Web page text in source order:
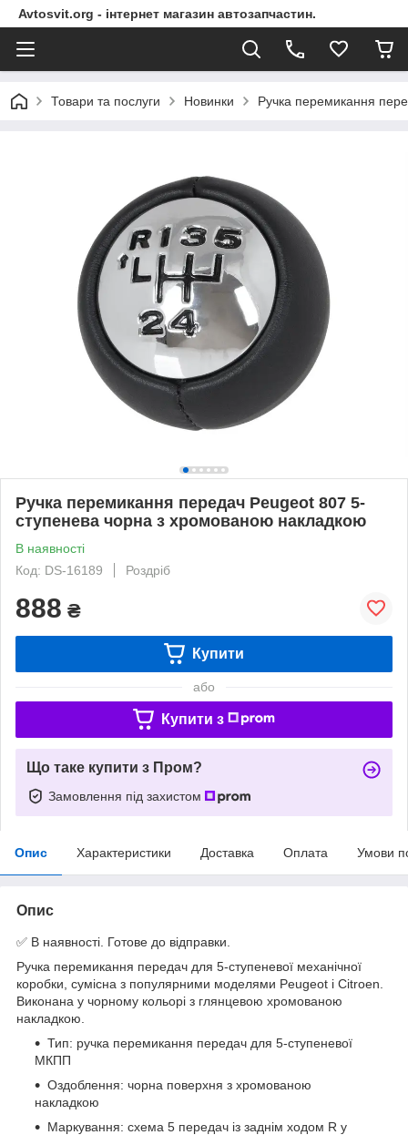
Avtosvit.org - інтернет магазин автозапчастин.
Товари та послуги Новинки Ручка перемикання
Ручка перемикання передач Peugeot 807 5-
ступенева чорна з хромованою накладкою
В наявності
Код: DS-16189
Роздріб
888 ₴
Купити
або
Купити з
Що таке купити з Пром?
Замовлення під захистом
Опис Характеристики Доставка Оплата Умови
Опис
✅ В наявності. Готове до відправки.
Ручка перемикання передач для 5-ступеневої механічної
коробки, сумісна з популярними моделями Peugeot і Citroen.
Виконана у чорному кольорі з глянцевою хромованою
накладкою.
Тип: ручка перемикання передач для 5-ступеневої
МКПП
Оздоблення: чорна поверхня з хромованою
накладкою
Маркування: схема 5 передач із заднім ходом R у